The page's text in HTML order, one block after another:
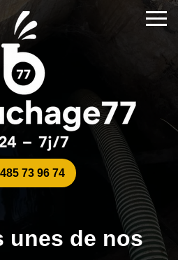
73 96 74
unes de nos